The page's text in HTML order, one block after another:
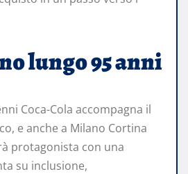
lungo 95 anni
Coca-Cola accompagna il
e anche a Milano Cortina
protagonista con una
su inclusione,